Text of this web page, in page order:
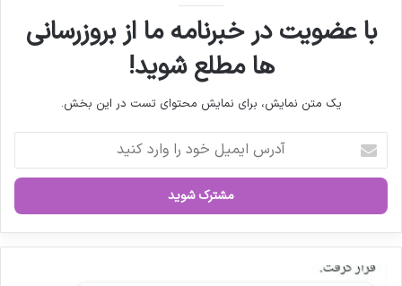
با عضویت در خبرنامه ما از بروزرسانی
ها مطلع شوید!
یک متن نمایش، برای نمایش محتوای تست در این بخش.
ر
ا
ی
م